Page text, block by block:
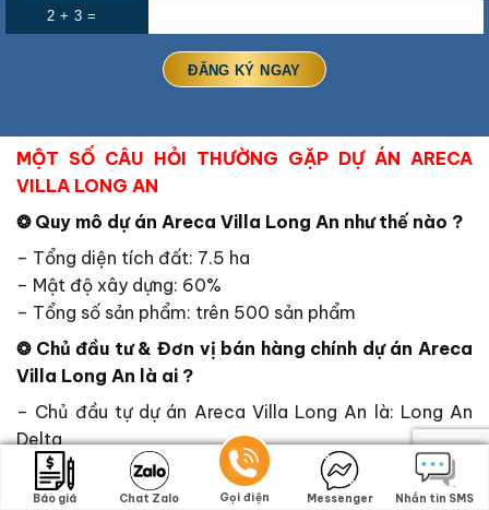
2 + 3 =
MỘT SỐ CÂU HỎI THƯỜNG GẶP DỰ ÁN ARECA
VILLA LONG AN
❂ Quy mô dự án Areca Villa Long An như thế nào ?
– Tổng diện tích đất: 7.5 ha
– Mật độ xây dựng: 60%
– Tổng số sản phẩm: trên 500 sản phẩm
❂ Chủ đầu tư & Đơn vị bán hàng chính dự án Areca
Villa Long An là ai ?
– Chủ đầu tự dự án Areca Villa Long An là: Long An
Delta
– Đơn vị bán hàng chính là: Dự Án Cần Thơ
Quý khách hàng quan tâm dự án vui lòng để lại thông
Báo giá Chat Zalo Gọi điện Messenger Nhắn tin SMS
Báo giá Chat Zalo Gọi điện Messenger Nhắn tin SMS